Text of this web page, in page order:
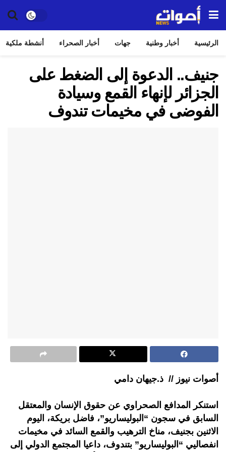
الرئيسية أخبار وطنية جهات أخبار الصحراء أنشطة ملكية
جنيف.. الدعوة إلى الضغط على
الجزائر لإنهاء القمع وسيادة
الفوضى في مخيمات تندوف
أصوات نيوز // ذ.جيهان دامي
استنكر المدافع الصحراوي عن حقوق الإنسان والمعتقل
السابق في سجون “البوليساريو”، فاضل بريكة، اليوم
الاثنين بجنيف، مناخ الترهيب والقمع السائد في مخيمات
انفصاليي “البوليساريو” بتندوف، داعيا المجتمع الدولي إلى